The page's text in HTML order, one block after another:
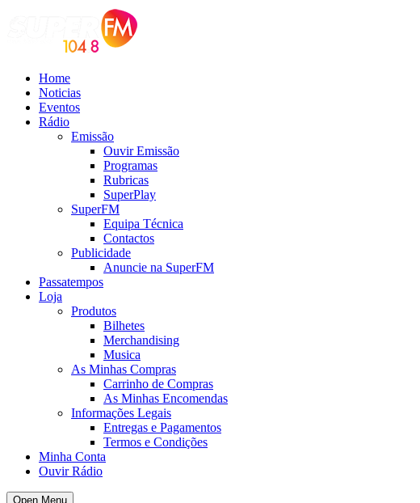
Home
Noticias
Eventos
Rádio
Emissão
Ouvir Emissão
Programas
Rubricas
SuperPlay
SuperFM
Equipa Técnica
Contactos
Publicidade
Anuncie na SuperFM
Passatempos
Loja
Produtos
Bilhetes
Merchandising
Musica
As Minhas Compras
Carrinho de Compras
As Minhas Encomendas
Informações Legais
Entregas e Pagamentos
Termos e Condições
Minha Conta
Ouvir Rádio
Open Menu